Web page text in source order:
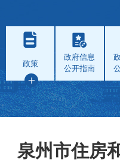
政策
政府信息
公开指南
泉州市住房